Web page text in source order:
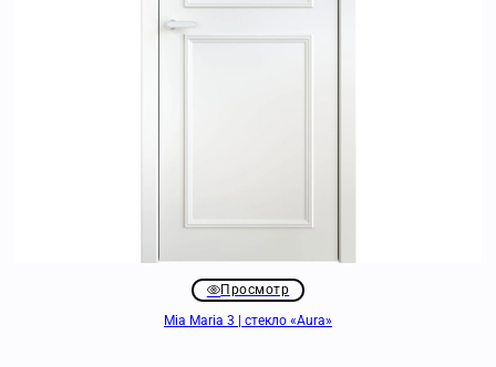
Просмотр
Mia Maria 3 | стекло «Aura»